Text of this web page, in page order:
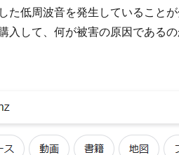
た低周波音を発生していること
入して、何が被害の原因である